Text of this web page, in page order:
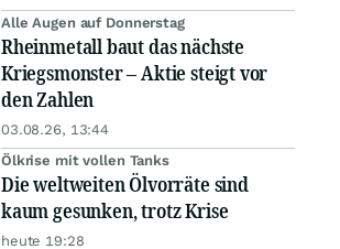
Alle Augen auf Donnerstag
Rheinmetall baut das nächste
Kriegsmonster – Aktie steigt vor
den Zahlen
03.08.26, 13:44
Ölkrise mit vollen Tanks
Die weltweiten Ölvorräte sind
kaum gesunken, trotz Krise
heute 19:28